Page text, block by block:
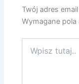
Twój adres
Wymagane
tutaj..